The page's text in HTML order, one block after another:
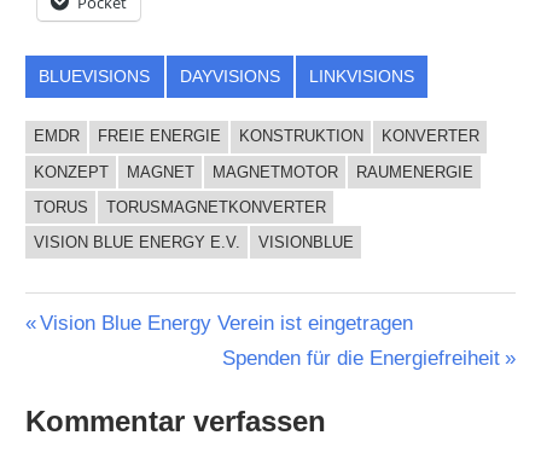
BLUEVISIONS DAYVISIONS LINKVISIONS
EMDR FREIE ENERGIE KONSTRUKTION
KONVERTER
KONZEPT
MAGNET MAGNETMOTOR
RAUMENERGIE
TORUS
TORUSMAGNETKONVERTER
VISION BLUE ENERGY E.V.
VISIONBLUE
Beitragsnavigation
Vorheriger
Vision Blue Energy Verein ist eingetragen
Nächster
Spenden für die Energiefreiheit
Kommentar verfassen